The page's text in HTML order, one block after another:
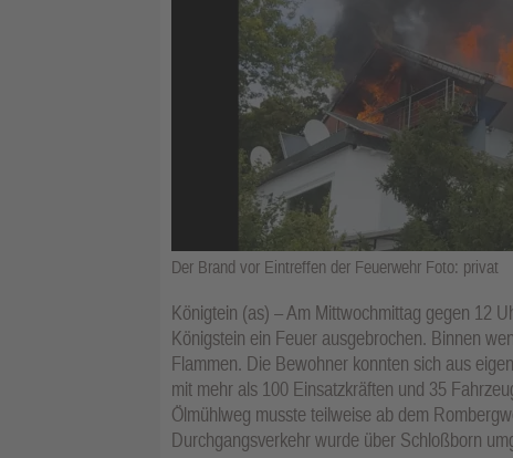
Der Brand vor Eintreffen der Feuerwehr Foto: privat
Königtein (as) – Am Mittwochmittag gegen 12
Königstein ein Feuer ausgebrochen. Binnen
Flammen. Die Bewohner konnten sich aus
mit mehr als 100 Einsatzkräften und 35
Ölmühlweg musste teilweise ab dem
Durchgangsverkehr wurde über Schloßborn